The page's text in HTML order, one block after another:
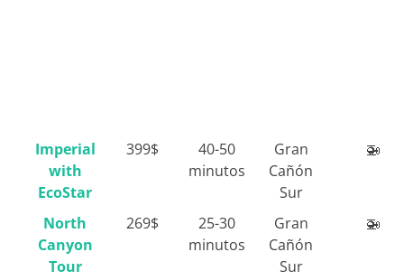
Imperial
with
EcoStar
399$
40-50
minutos
Gran
Cañón
Sur
🚁
North
Canyon
Tour
269$
25-30
minutos
Gran
Cañón
Sur
🚁